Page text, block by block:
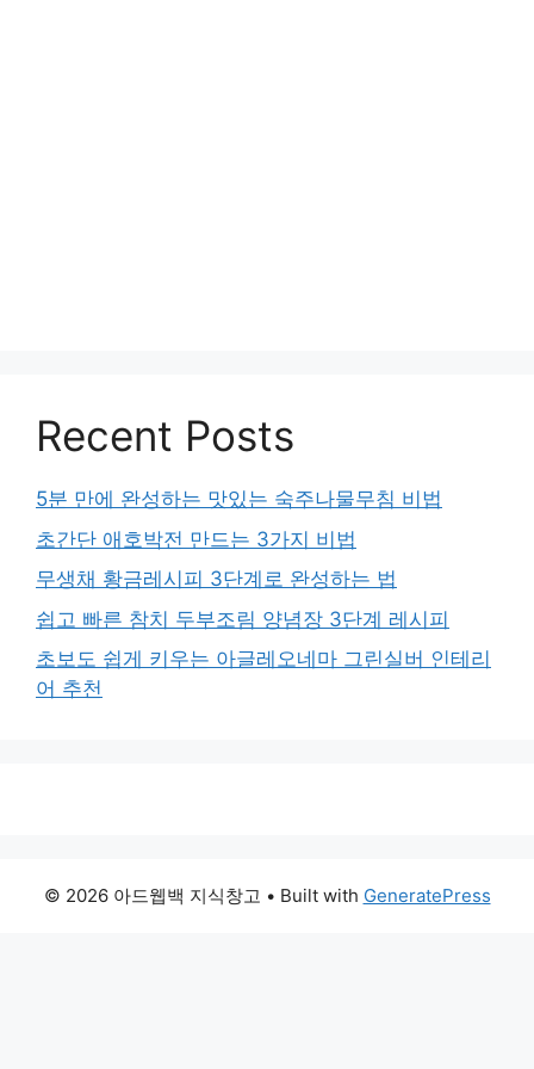
Recent Posts
5분 만에 완성하는 맛있는 숙주나물무침 비법
초간단 애호박전 만드는 3가지 비법
무생채 황금레시피 3단계로 완성하는 법
쉽고 빠른 참치 두부조림 양념장 3단계 레시피
초보도 쉽게 키우는 아글레오네마 그린실버 인테리
어 추천
© 2026 아드웹백 지식창고 • Built with GeneratePress